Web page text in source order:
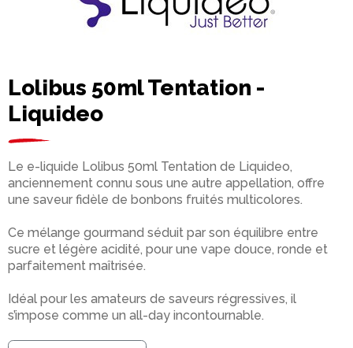
Lolibus 50ml Tentation -
Liquideo
Le e-liquide Lolibus 50ml Tentation de Liquideo,
anciennement connu sous une autre appellation, offre
une saveur fidèle de bonbons fruités multicolores.
Ce mélange gourmand séduit par son équilibre entre
sucre et légère acidité, pour une vape douce, ronde et
parfaitement maîtrisée.
Idéal pour les amateurs de saveurs régressives, il
s’impose comme un all-day incontournable.